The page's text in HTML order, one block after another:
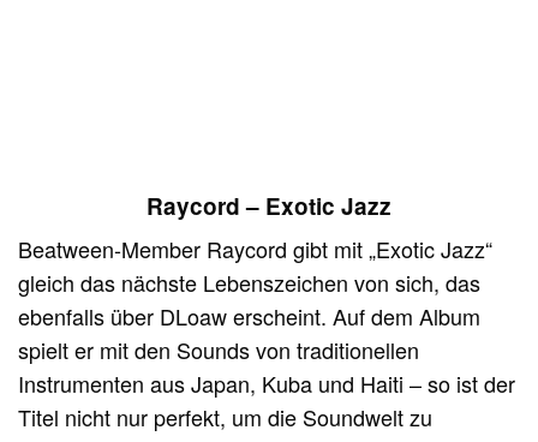
Raycord – Exotic Jazz
Beatween-Member Raycord gibt mit „Exotic Jazz“
gleich das nächste Lebenszeichen von sich, das
ebenfalls über DLoaw erscheint. Auf dem Album
spielt er mit den Sounds von traditionellen
Instrumenten aus Japan, Kuba und Haiti – so ist der
Titel nicht nur perfekt, um die Soundwelt zu